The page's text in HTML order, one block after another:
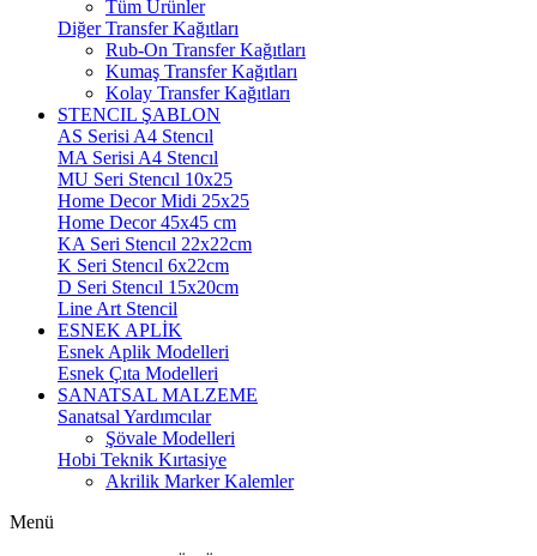
Tüm Ürünler
Diğer Transfer Kağıtları
Rub-On Transfer Kağıtları
Kumaş Transfer Kağıtları
Kolay Transfer Kağıtları
STENCIL ŞABLON
AS Serisi A4 Stencıl
MA Serisi A4 Stencıl
MU Seri Stencıl 10x25
Home Decor Midi 25x25
Home Decor 45x45 cm
KA Seri Stencıl 22x22cm
K Seri Stencıl 6x22cm
D Seri Stencıl 15x20cm
Line Art Stencil
ESNEK APLİK
Esnek Aplik Modelleri
Esnek Çıta Modelleri
SANATSAL MALZEME
Sanatsal Yardımcılar
Şövale Modelleri
Hobi Teknik Kırtasiye
Akrilik Marker Kalemler
Menü